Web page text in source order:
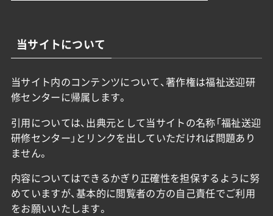
当サイトについて
当サイト内のコンテンツについて、著作権は福祉送迎研
修センターに帰属します。
引用については、出典元として当サイトの名称「福祉送迎
研修センター」とリンクを出していただければ問題あり
ません。
内容についてはできるかぎり正確性を担保するように努
めていますが、基本的に閲覧者の方の自己責任でご利用
をお願いいたします。